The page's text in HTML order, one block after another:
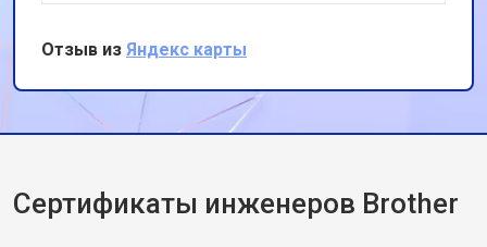
идеально. Очень доволен скоростью и
качеством обслуживания, спасибо за вашу
профессиональную работу и внимание к
деталям!
Отзыв из Яндекс карты
Сертификаты инженеров Brother